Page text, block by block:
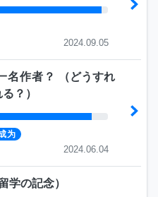
2024.09.05
名作者？ （どうすれ
？ ）
为
2024.06.04
学の記念）